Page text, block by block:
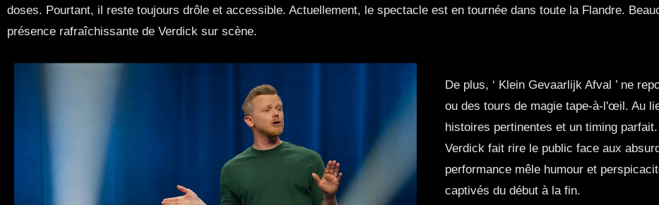
doses. Pourtant, il reste toujours drôle et accessible. Actuellement, le spectacle est en tournée dans toute la Flandre.
présence rafraîchissante de Verdick sur scène.
De plus, ‘ Klein Gevaarlijk Afval ’ ne
ou des tours de magie tape-à-l'œil. Au
histoires pertinentes et un timing
Verdick fait rire le public face aux
performance mêle humour et
captivés du début à la fin.